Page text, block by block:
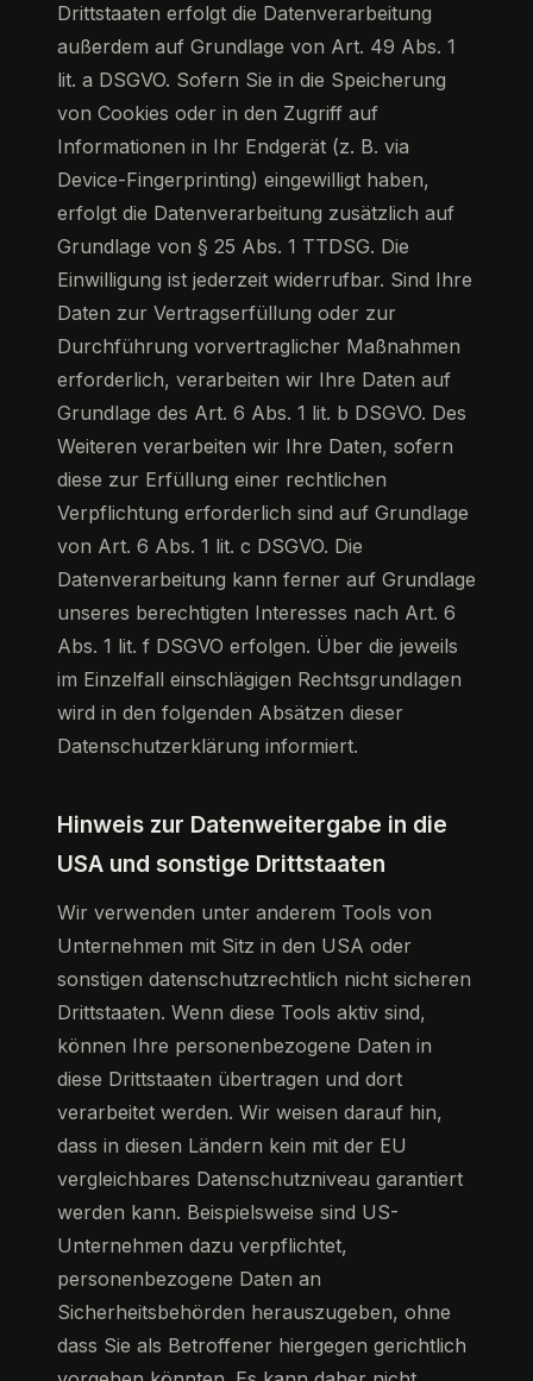
Drittstaaten erfolgt die Datenverarbeitung
außerdem auf Grundlage von Art. 49 Abs. 1
lit. a DSGVO. Sofern Sie in die Speicherung
von Cookies oder in den Zugriff auf
Informationen in Ihr Endgerät (z. B. via
Device-Fingerprinting) eingewilligt haben,
erfolgt die Datenverarbeitung zusätzlich auf
Grundlage von § 25 Abs. 1 TTDSG. Die
Einwilligung ist jederzeit widerrufbar. Sind Ihre
Daten zur Vertragserfüllung oder zur
Durchführung vorvertraglicher Maßnahmen
erforderlich, verarbeiten wir Ihre Daten auf
Grundlage des Art. 6 Abs. 1 lit. b DSGVO. Des
Weiteren verarbeiten wir Ihre Daten, sofern
diese zur Erfüllung einer rechtlichen
Verpflichtung erforderlich sind auf Grundlage
von Art. 6 Abs. 1 lit. c DSGVO. Die
Datenverarbeitung kann ferner auf Grundlage
unseres berechtigten Interesses nach Art. 6
Abs. 1 lit. f DSGVO erfolgen. Über die jeweils
im Einzelfall einschlägigen Rechtsgrundlagen
wird in den folgenden Absätzen dieser
Datenschutzerklärung informiert.
Hinweis zur Datenweitergabe in die
USA und sonstige Drittstaaten
Wir verwenden unter anderem Tools von
Unternehmen mit Sitz in den USA oder
sonstigen datenschutzrechtlich nicht sicheren
Drittstaaten. Wenn diese Tools aktiv sind,
können Ihre personenbezogene Daten in
diese Drittstaaten übertragen und dort
verarbeitet werden. Wir weisen darauf hin,
dass in diesen Ländern kein mit der EU
vergleichbares Datenschutzniveau garantiert
werden kann. Beispielsweise sind US-
Unternehmen dazu verpflichtet,
personenbezogene Daten an
Sicherheitsbehörden herauszugeben, ohne
dass Sie als Betroffener hiergegen gerichtlich